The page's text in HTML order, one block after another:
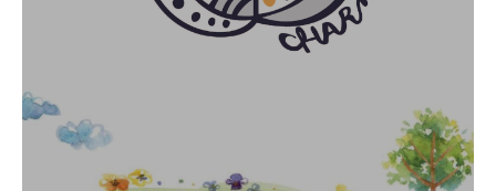
医療機関・保健所/保健福祉センターのみなさま
支援/参加
資料館 Archive room